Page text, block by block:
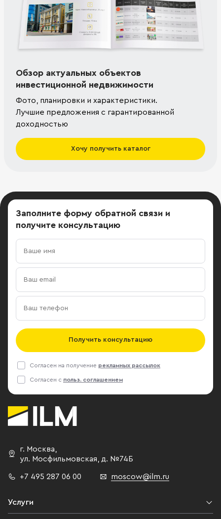
Обзор актуальных объектов
инвестиционной недвижимости
Фото, планировки и характеристики.
Лучшие предложения с гарантированной
доходностью
Хочу получить каталог
Заполните форму обратной связи и
получите консультацию
Получить консультацию
Согласен на получение рекламных рассылок
Согласен с польз. соглашением
г. Москва
ул. Мосфильмовская,
д. №74Б
+7 495 287 06 00 moscow@ilm.ru
Услуги